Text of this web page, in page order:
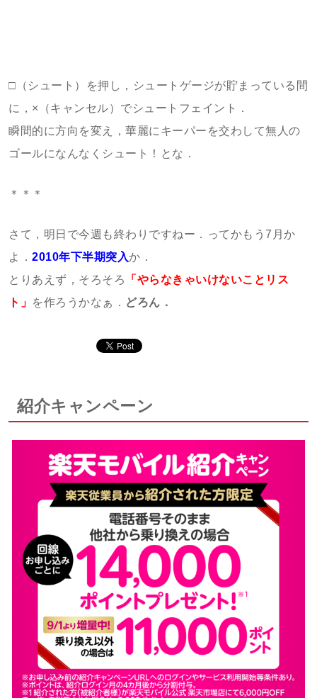
□（シュート）を押し，シュートゲージが貯まっている間
に，×（キャンセル）でシュートフェイント．
瞬間的に方向を変え，華麗にキーパーを交わして無人の
ゴールになんなくシュート！とな．
＊＊＊
さて，明日で今週も終わりですねー．ってかもう7月か
よ． 2010年下半期突入か．
とりあえず，そろそろ
「やらなきゃいけないことリス
ト」 を作ろうかなぁ． どろん．
紹介キャンペーン